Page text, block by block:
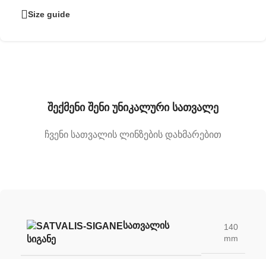
Size guide
შექმენი შენი უნიკალური სათვალე
ჩვენი სათვალის ლინზების დახმარებით
ᲡᲐᲗᲕᲐᲚᲘᲡ
ᲡᲘᲒᲐᲜᲔ
140
mm